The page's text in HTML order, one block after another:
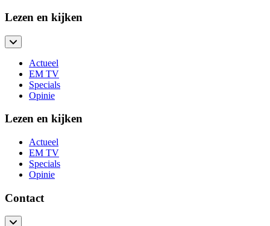
Lezen en kijken
Actueel
EM TV
Specials
Opinie
Lezen en kijken
Actueel
EM TV
Specials
Opinie
Contact